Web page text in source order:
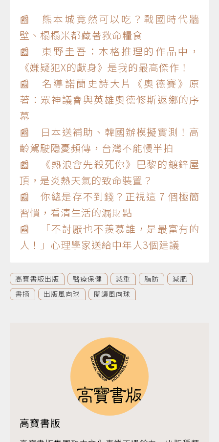
📰 熊本城竟然可以吃？戰國時代牆
壁、榻榻米都藏著救命糧食
📰 東野圭吾：本格推理的作品中，
《嫌疑犯X的獻身》是我的最高傑作！
📰 名導諾蘭史詩大片《奧德賽》原
著：眾神議會與英雄奧德修斯返鄉的序
幕
📰 日本送補助、韓國辦模擬實測！高
齡駕駛隱憂頻傳，台灣不能慢半拍
📰 《熱浪會先殺死你》巴黎的鍍鋅屋
頂，是炎熱天氣的致命裝置？
📰 你總是存不到錢？正視這 7 個極簡
習慣，看清生活的漏財點
📰 「不討厭也不羨慕誰，是最富有的
人！」心理學家送給中年人3個建議
高寶書版出版 醫療保健 減重 脂肪
減肥
書摘
出版風向球 閱讀風向球
高寶書版